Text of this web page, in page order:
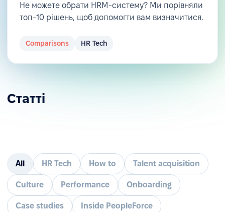
Не можете обрати HRM-систему? Ми порівняли
топ-10 рішень, щоб допомогти вам визначитися.
Comparisons HR Tech
Статті
All HR Tech How to Talent acquisition
Culture Performance Onboarding
Case studies Inside PeopleForce